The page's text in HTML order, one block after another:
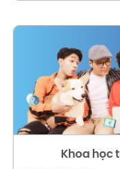
Khoa học